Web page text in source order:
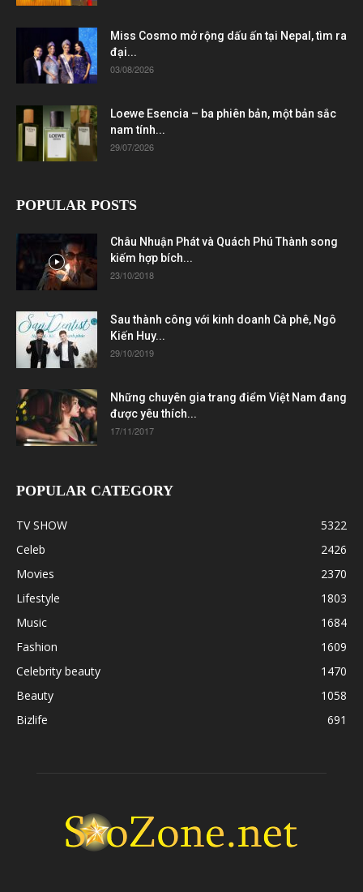
Miss Cosmo mở rộng dấu ấn tại Nepal, tìm ra
đại...
03/08/2026
Loewe Esencia – ba phiên bản, một bản sắc
nam tính...
29/07/2026
POPULAR POSTS
Châu Nhuận Phát và Quách Phú Thành song
kiếm hợp bích...
23/10/2018
Sau thành công với kinh doanh Cà phê, Ngô
Kiến Huy...
29/10/2019
Những chuyên gia trang điểm Việt Nam đang
được yêu thích...
17/11/2017
POPULAR CATEGORY
TV SHOW
5322
Celeb
2426
Movies
2370
Lifestyle
1803
Music
1684
Fashion
1609
Celebrity beauty
1470
Beauty
1058
Bizlife
691